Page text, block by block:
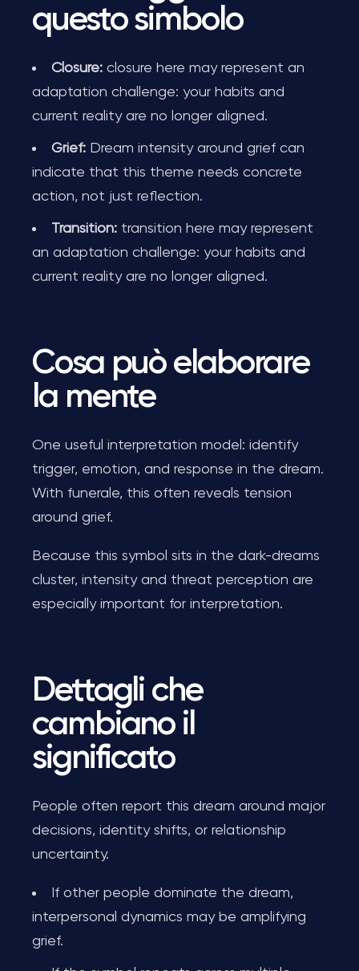
questo simbolo
Closure: closure here may represent an
adaptation challenge: your habits and
current reality are no longer aligned.
Grief: Dream intensity around grief can
indicate that this theme needs concrete
action, not just reflection.
Transition: transition here may represent
an adaptation challenge: your habits and
current reality are no longer aligned.
Cosa può elaborare
la mente
One useful interpretation model: identify
trigger, emotion, and response in the dream.
With funerale, this often reveals tension
around grief.
Because this symbol sits in the dark-dreams
cluster, intensity and threat perception are
especially important for interpretation.
Dettagli che
cambiano il
significato
People often report this dream around major
decisions, identity shifts, or relationship
uncertainty.
If other people dominate the dream,
interpersonal dynamics may be amplifying
grief.